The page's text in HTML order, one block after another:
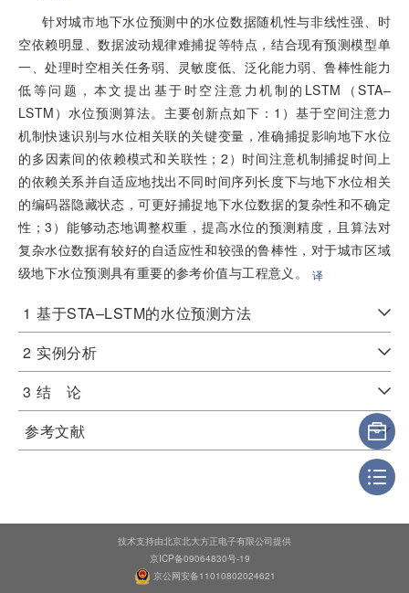
针对城市地下水位预测中的水位数据随机性与非线性强、时
空依赖明显、数据波动规律难捕捉等特点，结合现有预测模型单
一、处理时空相关任务弱、灵敏度低、泛化能力弱、鲁棒性能力
低等问题，本文提出基于时空注意力机制的LSTM（STA–
LSTM）水位预测算法。主要创新点如下：1）基于空间注意力
机制快速识别与水位相关联的关键变量，准确捕捉影响地下水位
的多因素间的依赖模式和关联性；2）时间注意机制捕捉时间上
的依赖关系并自适应地找出不同时间序列长度下与地下水位相关
的编码器隐藏状态，可更好捕捉地下水位数据的复杂性和不确定
性；3）能够动态地调整权重，提高水位的预测精度，且算法对
复杂水位数据有较好的自适应性和较强的鲁棒性，对于城市区域
级地下水位预测具有重要的参考价值与工程意义。
译
1 基于STA–LSTM的水位预测方法
2 实例分析
3 结 论
参考文献
技术支持由北京北大方正电子有限公司提供
京ICP备09064830号-19
京公网安备11010802024621